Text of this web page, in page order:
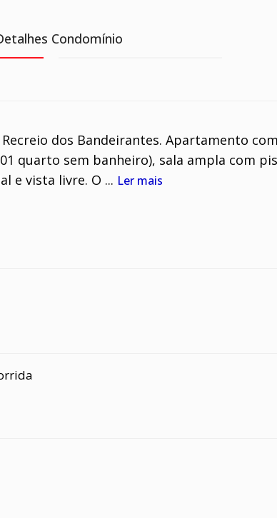
Condomínio
dos Bandeirantes. Apartamento
quarto sem banheiro), sala ampla com
e vista livre. O ... Ler mais